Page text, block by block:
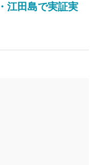
江田島で実証実